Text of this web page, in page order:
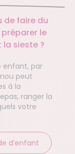
de faire du
le
sieste ?
enfant, par
peut
à la
ranger la
votre
d’enfant